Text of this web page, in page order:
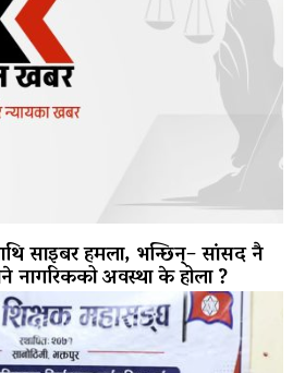
साइबर हमला, भन्छिन्– सांसद नै
नागरिकको अवस्था के होला ?